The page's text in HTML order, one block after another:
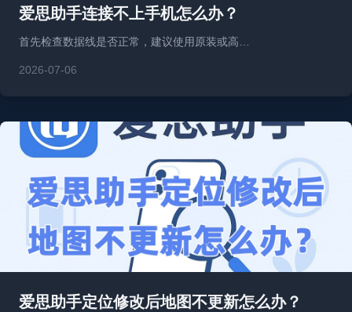
爱思助手连接不上手机怎么办？
首先检查数据线是否正常，建议使用原装或高…
2026-07-06
爱思助手定位修改后地图不更新怎么办？